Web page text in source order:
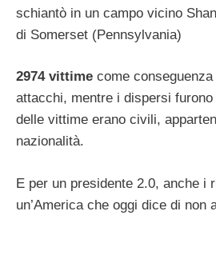
schiantò in un campo vicino
di Somerset (Pennsylvania)
2974 vittime come
attacchi, mentre i dispersi
delle vittime erano civili,
nazionalità.
E per un presidente 2.0, anche i
un’America che oggi dice di non